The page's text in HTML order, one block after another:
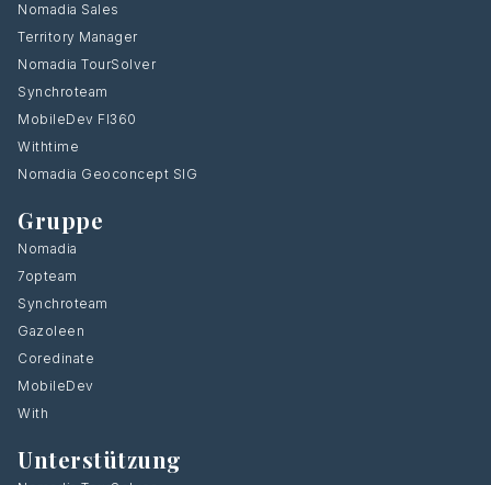
Nomadia Sales
Territory Manager
Nomadia TourSolver
Synchroteam
MobileDev FI360
Withtime
Nomadia Geoconcept SIG
Gruppe
Nomadia
7opteam
Synchroteam
Gazoleen
Coredinate
MobileDev
With
Unterstützung